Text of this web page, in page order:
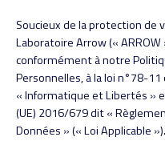
Soucieux de la protection de
Laboratoire Arrow («
conformément à notre
Personnelles, à la loi n°78-
« Informatique et Libertés »
(UE) 2016/679 dit «
Données » (« Loi Applicable »).